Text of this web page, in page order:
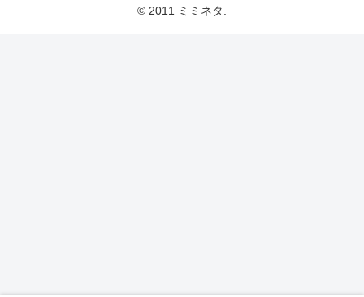
© 2011 ミミネタ.